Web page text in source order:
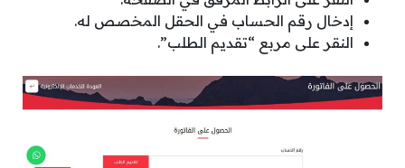
إدخال رقم الحساب في الحقل المخصص له.
النقر على مربع “تقديم الطلب”.